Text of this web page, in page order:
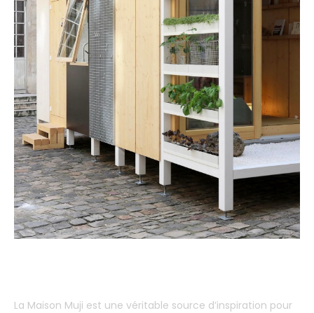
La Maison Muji est une véritable source d’inspiration pour